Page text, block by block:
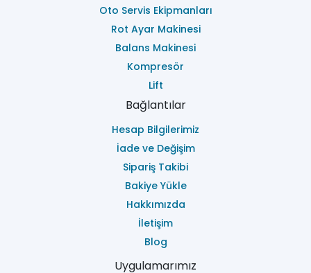
Oto Servis Ekipmanları
Rot Ayar Makinesi
Balans Makinesi
Kompresör
Lift
Bağlantılar
Hesap Bilgilerimiz
İade ve Değişim
Sipariş Takibi
Bakiye Yükle
Hakkımızda
İletişim
Blog
Uygulamarımız